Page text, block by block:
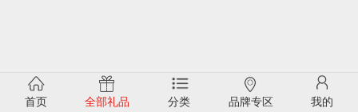
首页 全部礼品 分类 品牌专区 我的